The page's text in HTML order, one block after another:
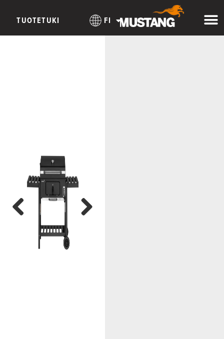
TUOTETUKI FI